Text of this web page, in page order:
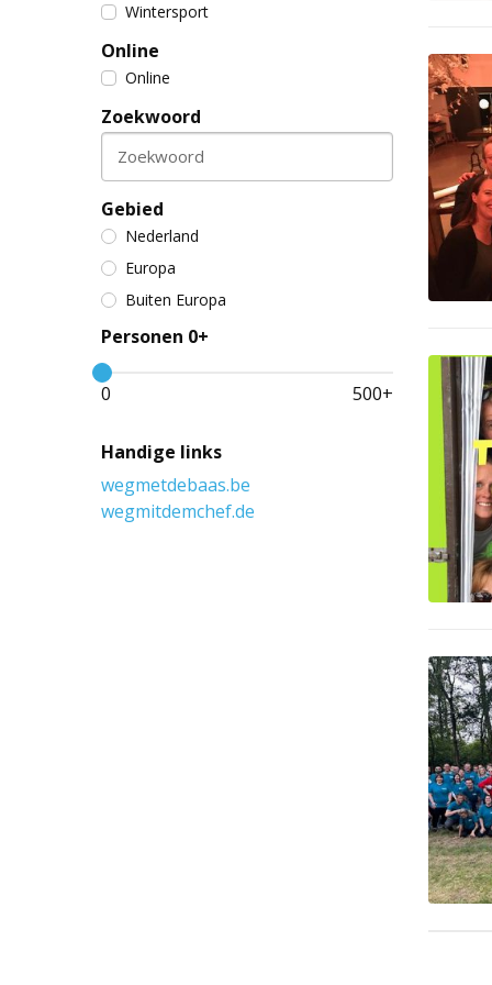
Wintersport
Online
Online
Zoekwoord
Zoekwoord
Gebied
Nederland
Europa
Buiten Europa
Personen 0+
0 500+
Handige links
wegmetdebaas.be
wegmitdemchef.de